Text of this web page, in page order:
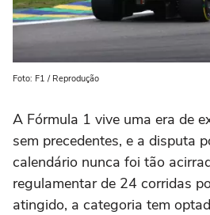
Foto: F1 / Reprodução
A Fórmula 1 vive uma era de
sem precedentes, e a disputa
calendário nunca foi tão
regulamentar de 24 corridas
atingido, a categoria tem